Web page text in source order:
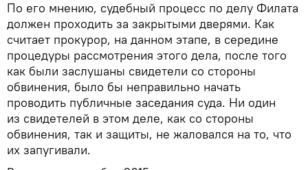
По его мнению, судебный процесс по делу Филата
должен проходить за закрытыми дверями. Как
считает прокурор, на данном этапе, в середине
процедуры рассмотрения этого дела, после того
как были заслушаны свидетели со стороны
обвинения, было бы неправильно начать
проводить публичные заседания суда. Ни один
из свидетелей в этом деле, как со стороны
обвинения, так и защиты, не жаловался на то, что
их запугивали.